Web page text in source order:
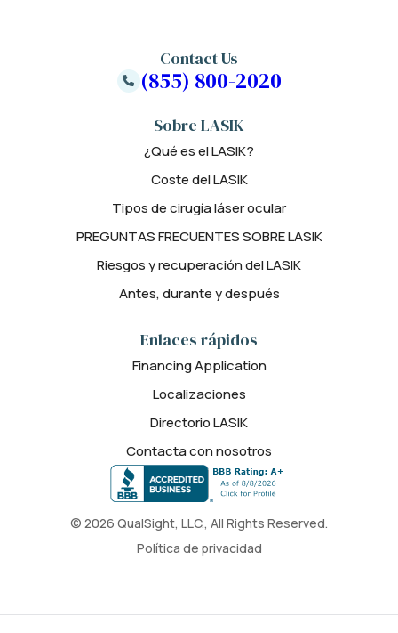
© 2026 QualSight, LLC., All Rights Reserved.
Política de privacidad
Sobre LASIK
¿Qué es el LASIK?
Coste del LASIK
Tipos de cirugía láser ocular
PREGUNTAS FRECUENTES SOBRE LASIK
Riesgos y recuperación del LASIK
Antes, durante y después
Enlaces rápidos
Financing Application
Localizaciones
Directorio LASIK
Contacta con nosotros
Contact Us
(855) 800-2020